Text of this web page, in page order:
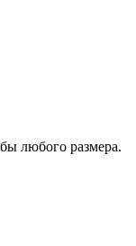
любого размера.